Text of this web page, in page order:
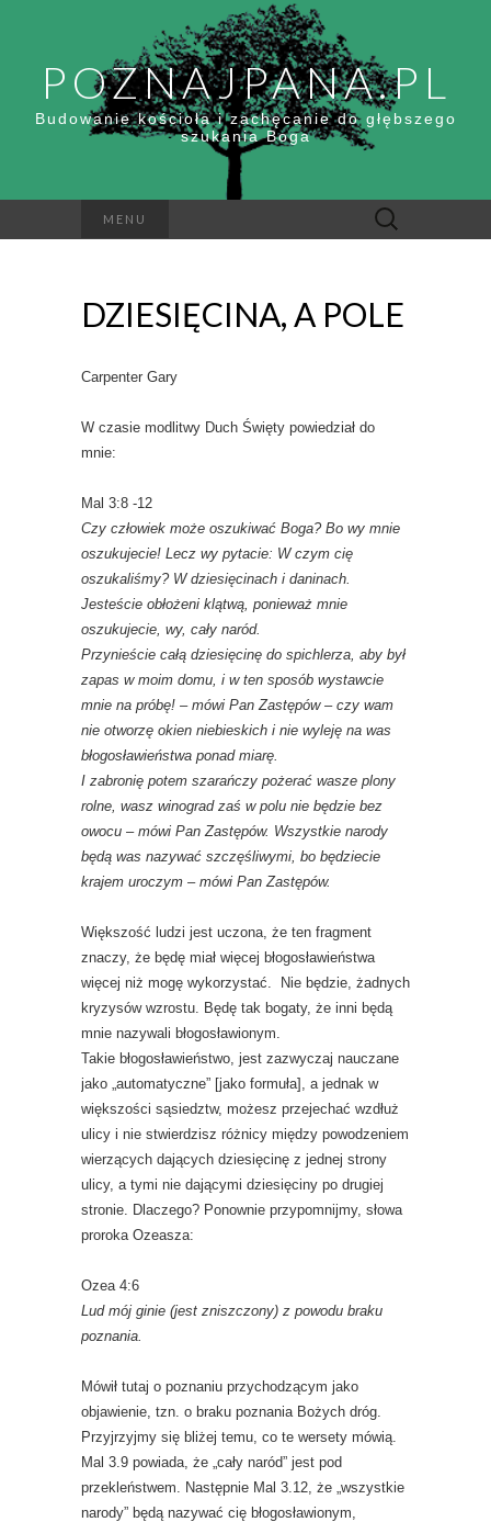
POZNAJPANA.PL
Budowanie kościoła i zachęcanie do głębszego
szukania Boga
MENU Szukaj:
DZIESIĘCINA, A POLE
Carpenter Gary
W czasie modlitwy Duch Święty powiedział do
mnie:
Mal 3:8 -12
Czy człowiek może oszukiwać Boga? Bo wy mnie
oszukujecie! Lecz wy pytacie: W czym cię
oszukaliśmy? W dziesięcinach i daninach.
Jesteście obłożeni klątwą, ponieważ mnie
oszukujecie, wy, cały naród.
Przynieście całą dziesięcinę do spichlerza, aby był
zapas w moim domu, i w ten sposób wystawcie
mnie na próbę! – mówi Pan Zastępów – czy wam
nie otworzę okien niebieskich i nie wyleję na was
błogosławieństwa ponad miarę.
I zabronię potem szarańczy pożerać wasze plony
rolne, wasz winograd zaś w polu nie będzie bez
owocu – mówi Pan Zastępów. Wszystkie narody
będą was nazywać szczęśliwymi, bo będziecie
krajem uroczym – mówi Pan Zastępów.
Większość ludzi jest uczona, że ten fragment
znaczy, że będę miał więcej błogosławieństwa
więcej niż mogę wykorzystać. Nie będzie, żadnych
kryzysów wzrostu. Będę tak bogaty, że inni będą
mnie nazywali błogosławionym.
Takie błogosławieństwo, jest zazwyczaj nauczane
jako „automatyczne” [jako formuła], a jednak w
większości sąsiedztw, możesz przejechać wzdłuż
ulicy i nie stwierdzisz różnicy między powodzeniem
wierzących dających dziesięcinę z jednej strony
ulicy, a tymi nie dającymi dziesięciny po drugiej
stronie. Dlaczego? Ponownie przypomnijmy, słowa
proroka Ozeasza:
Ozea 4:6
Lud mój ginie (jest zniszczony) z powodu braku
poznania.
Mówił tutaj o poznaniu przychodzącym jako
objawienie, tzn. o braku poznania Bożych dróg.
Przyjrzyjmy się bliżej temu, co te wersety mówią.
Mal 3.9 powiada, że „cały naród” jest pod
przekleństwem. Następnie Mal 3.12, że „wszystkie
narody” będą nazywać cię błogosławionym,